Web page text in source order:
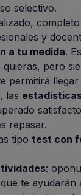
selectivo.
y
a tu medida.
pero
permitirá
las
repasar.
tipo test con
:
te ayudarán